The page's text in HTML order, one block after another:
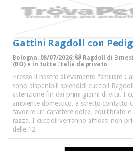
Gattini Ragdoll con
Bologna, 08/07/2026: 🐱 Ragdoll di 3
(BO) e in tutta Italia da privato
Presso il nostro allevamento familiare
sono disponibili splendidi cuccioli
attenzione fin dai primi giorni di vita. I
ambiente domestico, a stretto contatto
favorire un carattere dolce, equilibrato e
razza. I cuccioli verranno affidati non
delle 12